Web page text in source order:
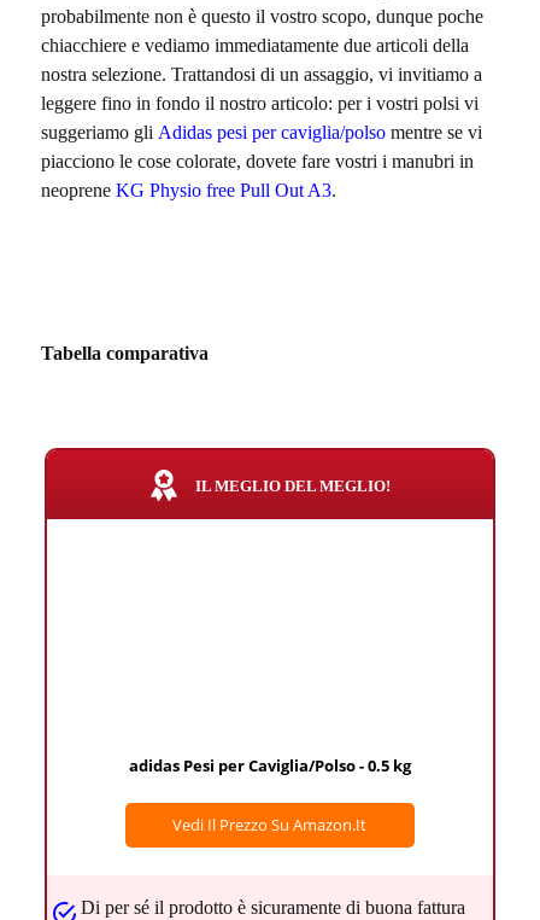
probabilmente non è questo il vostro scopo, dunque poche
chiacchiere e vediamo immediatamente due articoli della
nostra selezione. Trattandosi di un assaggio, vi invitiamo a
leggere fino in fondo il nostro articolo: per i vostri polsi vi
suggeriamo gli Adidas pesi per caviglia/polsomentre se vi
piacciono le cose colorate, dovete fare vostri i manubri in
neoprene KG Physio free Pull Out A3.
Tabella comparativa
IL MEGLIO DEL MEGLIO!
adidas Pesi per Caviglia/Polso - 0.5 kg
Vedi Il Prezzo Su Amazon.it
Di per sé il prodotto è sicuramente di buona fattura